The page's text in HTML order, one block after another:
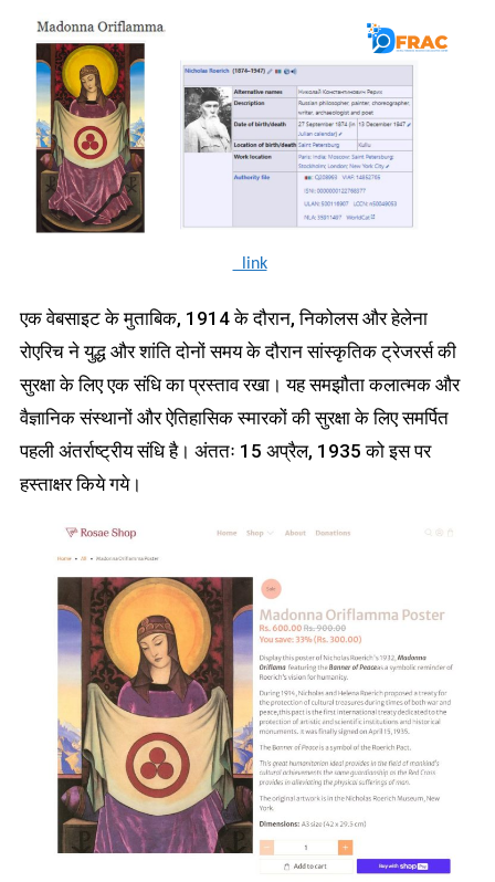
link
एक वेबसाइट के मुताबिक, 1914 के दौरान, निकोलस और हेलेना
रोएरिच ने युद्ध और शांति दोनों समय के दौरान सांस्कृतिक ट्रेजरर्स की
सुरक्षा के लिए एक संधि का प्रस्ताव रखा। यह समझौता कलात्मक और
वैज्ञानिक संस्थानों और ऐतिहासिक स्मारकों की सुरक्षा के लिए समर्पित
पहली अंतर्राष्ट्रीय संधि है। अंततः 15 अप्रैल, 1935 को इस पर
हस्ताक्षर किये गये।